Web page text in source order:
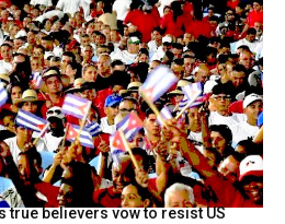
true believers vow to resist US